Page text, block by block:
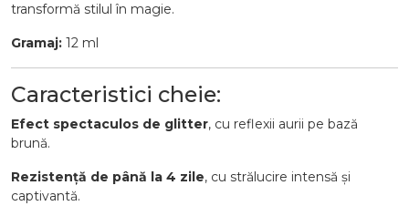
transformă stilul în magie.
Gramaj: 12 ml
Caracteristici cheie:
Efect spectaculos de glitter, cu reflexii aurii pe bază
brună.
Rezistență de până la 4 zile, cu strălucire intensă și
captivantă.